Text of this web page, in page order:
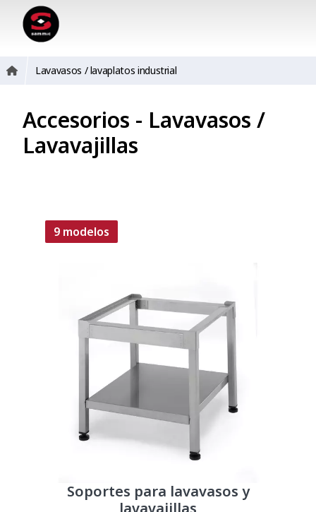
Lavavasos / lavaplatos industrial
Accesorios - Lavavasos /
Lavavajillas
9 modelos
Soportes para lavavasos y
lavavajillas